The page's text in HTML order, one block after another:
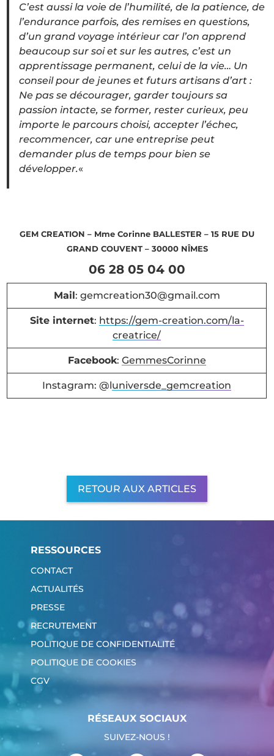
C’est aussi la voie de l’humilité, de la patience, de
l’endurance parfois, des remises en questions,
d’un grand voyage intérieur car l’on apprend
beaucoup sur soi et sur les autres, c’est un
apprentissage permanent, celui de la vie… Un
conseil pour de jeunes et futurs artisans d’art :
Ne pas se décourager, garder toujours sa
passion intacte, se former, rester curieux, peu
importe le parcours choisi, accepter l’échec,
recommencer, car une entreprise peut
demander plus de temps pour bien se
développer.«
GEM CREATION – Mme Corinne BALLESTER – 15 RUE DU
GRAND COUVENT – 30000 NÎMES
06 28 05 04 00
Mail: gemcreation30@gmail.com
Site internet: https://gem-creation.com/la-
creatrice/
Facebook: GemmesCorinne
Instagram: @luniversde_gemcreation
RETOUR AUX ARTICLES
RESSOURCES
CONTACT
ACTUALITÉS
PRESSE
RECRUTEMENT
POLITIQUE DE CONFIDENTIALITÉ
POLITIQUE DE COOKIES
CGV
RÉSEAUX SOCIAUX
SUIVEZ-NOUS !